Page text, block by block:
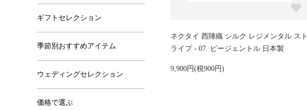
ネクタイ 西陣織 シルク レジメンタル スト
ライプ - 07. ビージェントル 日本製
9,900円(税900円)
ギフトセレクション
季節別おすすめアイテム
ウェディングセレクション
価格で選ぶ